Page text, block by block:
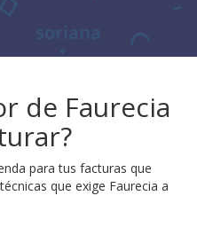
de Faurecia
para tus facturas que
que exige Faurecia a